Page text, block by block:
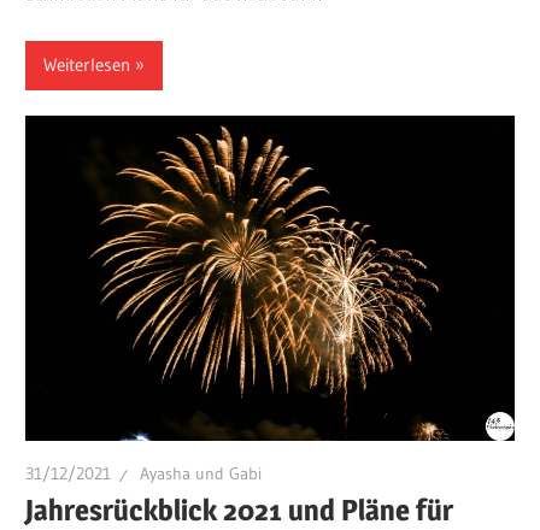
Weiterlesen
31/12/2021 Ayasha und Gabi
Jahresrückblick 2021 und Pläne für